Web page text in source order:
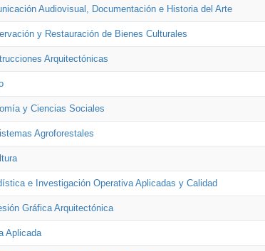
Audiovisual, Documentación e Historia del Arte
y Restauración de Bienes Culturales
Arquitectónicas
y Ciencias Sociales
Agroforestales
e Investigación Operativa Aplicadas y Calidad
Gráfica Arquitectónica
Aplicada